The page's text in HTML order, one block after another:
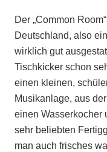
Der „Common
Deutschland, also
wirklich gut
Tischkicker schon
einen kleinen,
Musikanlage, aus
einen Wasserkocher
sehr beliebten
man auch frisches